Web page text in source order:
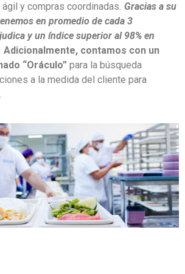
y compras coordinadas. Gracias a su
en promedio de cada 3
y un índice superior al 98% en
Adicionalmente, contamos con un
“Oráculo” para la búsqueda
a la medida del cliente para